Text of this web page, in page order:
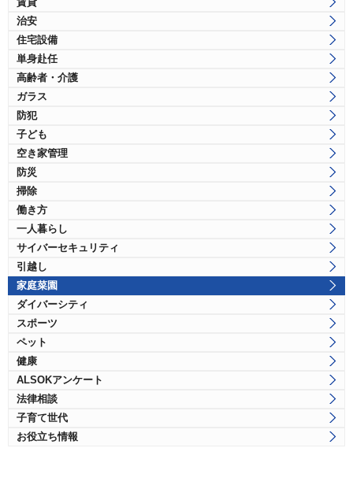
治安
住宅設備
単身赴任
高齢者・介護
ガラス
防犯
子ども
空き家管理
防災
掃除
働き方
一人暮らし
サイバーセキュリティ
引越し
家庭菜園
ダイバーシティ
スポーツ
ペット
健康
ALSOKアンケート
法律相談
子育て世代
お役立ち情報